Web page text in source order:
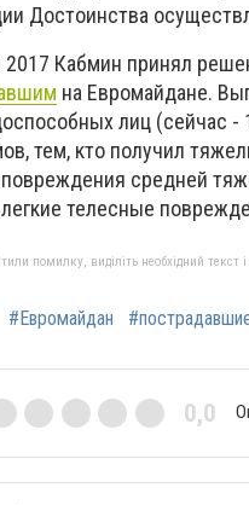
Достоинства
2017 Кабмин принял
на Евромайдане.
лиц (сейчас
тем, кто получил
средней
телесные
помилку, виділіть необхідний текст
#Евромайдан
0,0